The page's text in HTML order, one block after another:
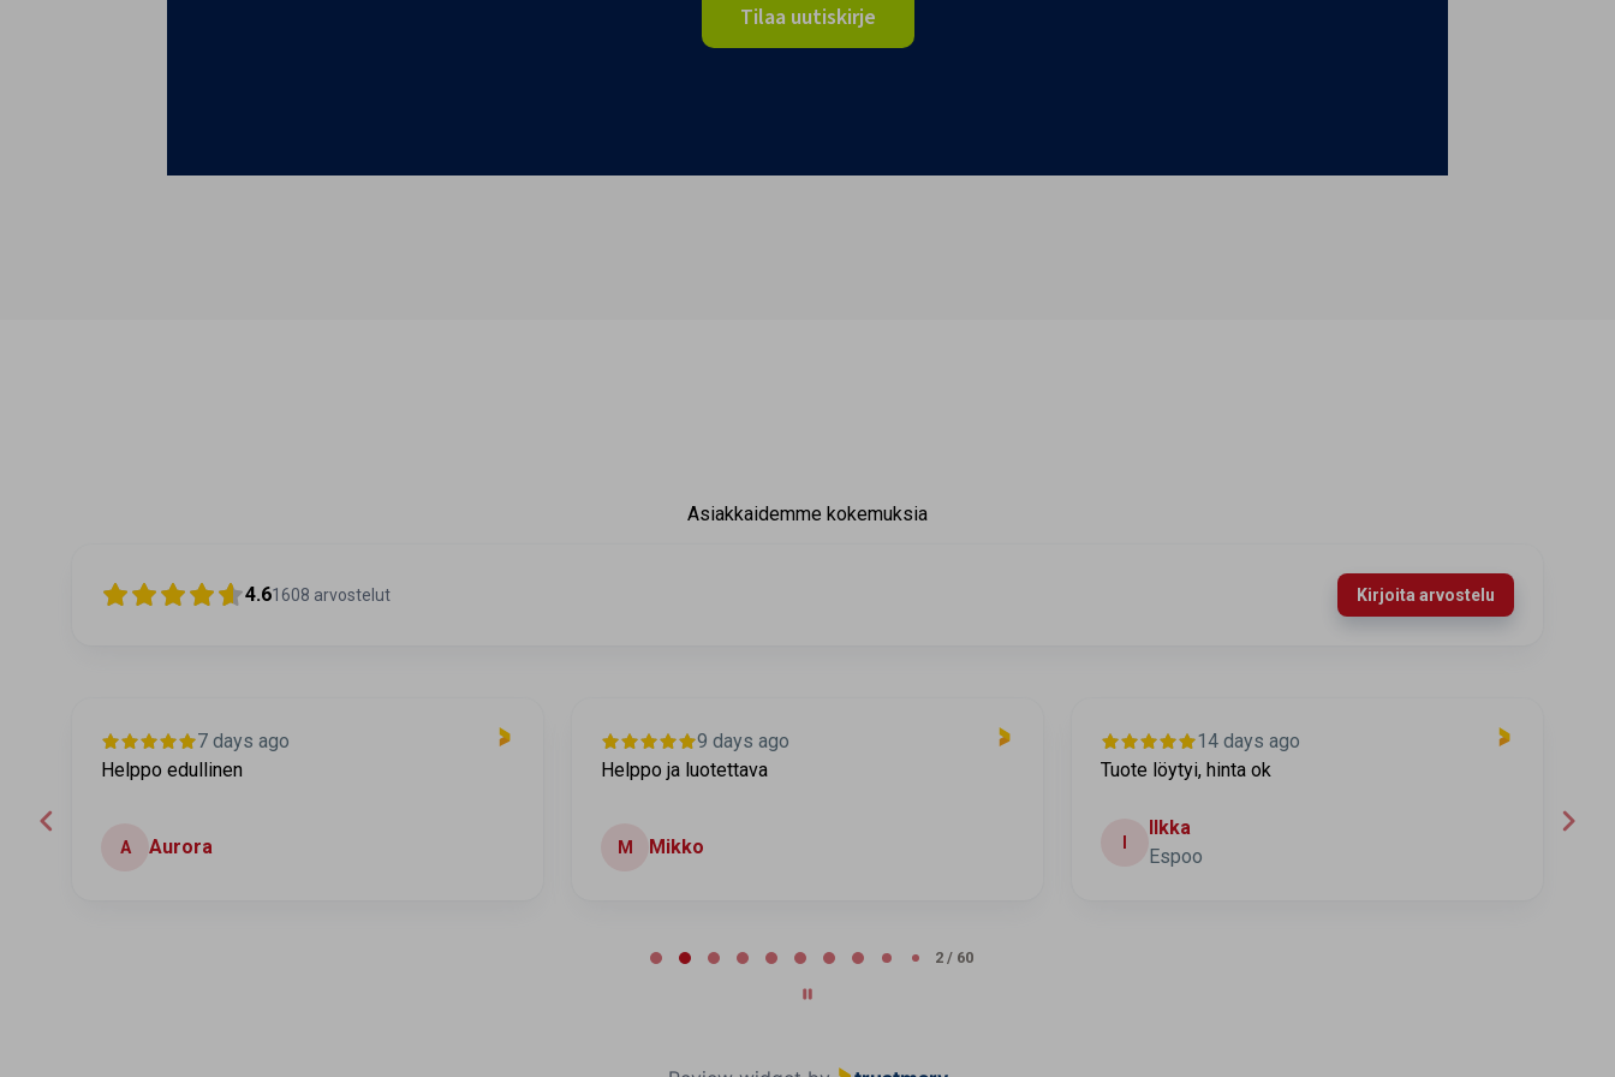
Tilaa uutiskirje
Asiakkaidemme kokemuksia
4.61608 arvostelut Kirjoita arvostelu
7 days ago
Helppo edullinen
A Aurora
9 days ago
Helppo ja luotettava
M Mikko
14 days ago
Tuote löytyi, hinta ok
Ilkka
Espoo
2 / 60